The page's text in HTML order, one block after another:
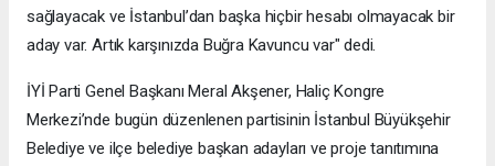
sağlayacak ve İstanbul’dan başka hiçbir hesabı olmayacak bir
aday var. Artık karşınızda Buğra Kavuncu var" dedi.
İYİ Parti Genel Başkanı Meral Akşener, Haliç Kongre
Merkezi’nde bugün düzenlenen partisinin İstanbul Büyükşehir
Belediye ve ilçe belediye başkan adayları ve proje tanıtımına